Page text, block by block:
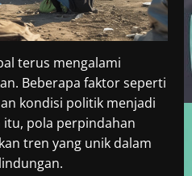
terus mengalami
Beberapa faktor seperti
kondisi politik menjadi
itu, pola perpindahan
tren yang unik dalam